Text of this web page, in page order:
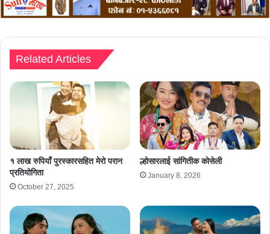
Related Articles
१ लाख रुपियाँ पुरस्कारसहित मेरो परान
प्रतियोगिता
October 27, 2025
ल्होसारलाई सांगितीक कोसेली
January 8, 2026